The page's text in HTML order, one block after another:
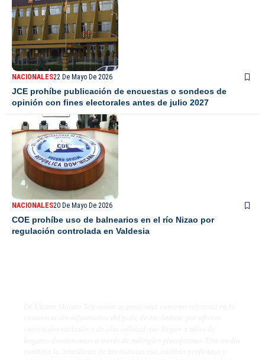
NACIONALES22 De Mayo De 2026
JCE prohíbe publicación de encuestas o sondeos de
opinión con fines electorales antes de julio 2027
NACIONALES20 De Mayo De 2026
COE prohíbe uso de balnearios en el río Nizao por
regulación controlada en Valdesia